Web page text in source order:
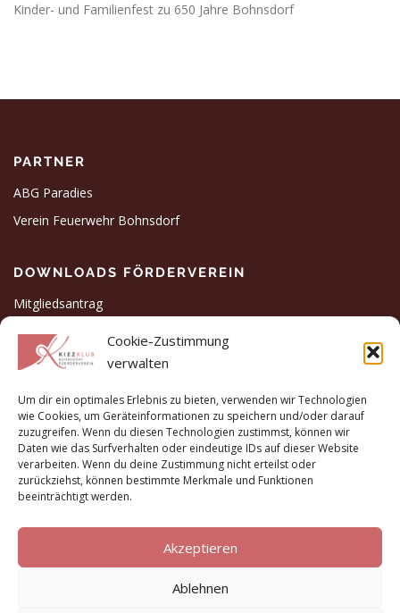
Cookie-Zustimmung
verwalten
Um dir ein optimales Erlebnis zu bieten, verwenden wir Technologien
wie Cookies, um Geräteinformationen zu speichern und/oder darauf
zuzugreifen. Wenn du diesen Technologien zustimmst, können wir
Daten wie das Surfverhalten oder eindeutige IDs auf dieser Website
verarbeiten. Wenn du deine Zustimmung nicht erteilst oder
zurückziehst, können bestimmte Merkmale und Funktionen
beeinträchtigt werden.
Akzeptieren
Ablehnen
Kinder- und Familienfest zu 650 Jahre Bohnsdorf
PARTNER
ABG Paradies
Verein Feuerwehr Bohnsdorf
DOWNLOADS FÖRDERVEREIN
Mitgliedsantrag
Satzung
Gründungsversammlung
Tätigkeitsbericht 2020-2021
Impressum
Datenschutzerklärung
Cookie-Richtlinie